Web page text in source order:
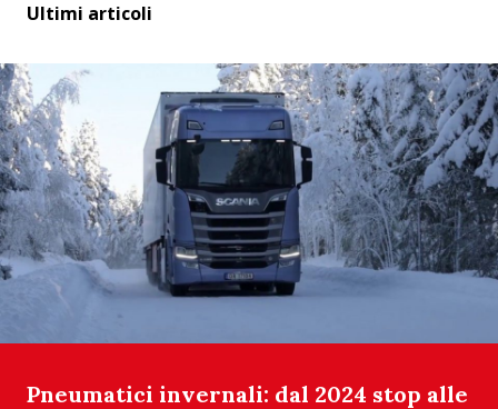
Ultimi articoli
Pneumatici invernali: dal 2024 stop alle